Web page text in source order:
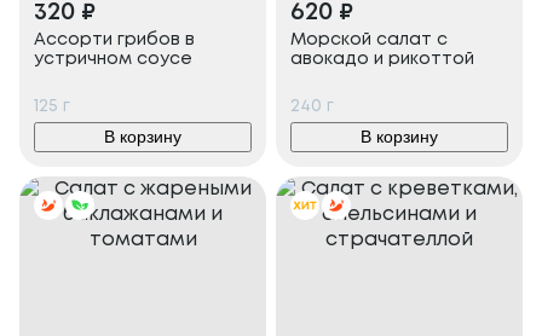
320 ₽
Ассорти грибов в
устричном соусе
125 г
В корзину
620 ₽
Морской салат с
авокадо и рикоттой
240 г
В корзину